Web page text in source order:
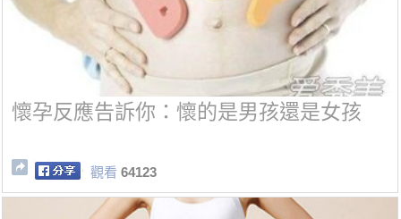
懷孕反應告訴你：懷的是男孩還是女孩
觀看 64123